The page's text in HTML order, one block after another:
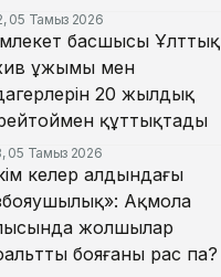
05 Тамыз 2026
басшысы Ұлттық
ұжымы мен
20 жылдық
құттықтады
05 Тамыз 2026
келер алдындағы
Ақмола
жолшылар
бояғаны рас па?